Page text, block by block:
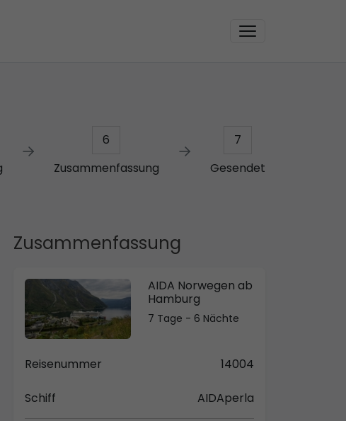
6
Zusammenfassung
7
Gesendet
Zusammenfassung
AIDA Norwegen ab
Hamburg
7 Tage - 6 Nächte
Reisenummer 14004
Schiff AIDAperla